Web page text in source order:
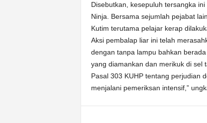
Disebutkan, kesepuluh tersangka
Ninja. Bersama sejumlah pejabat
Kutim terutama pelajar kerap
Aksi pembalap liar ini telah
dengan tanpa lampu bahkan
yang diamankan dan merikuk di sel
Pasal 303 KUHP tentang perjudian
menjalani pemeriksan intensif,”